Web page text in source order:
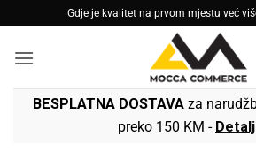
to
content
Gdje je kvalitet na prvom mjestu već
BESPLATNA DOSTAVAza
preko 150 KM -